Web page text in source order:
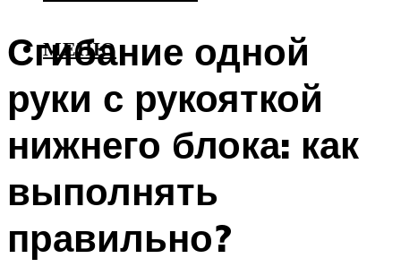
МЕНЮ
Сгибание одной
руки с рукояткой
нижнего блока: как
выполнять
правильно?